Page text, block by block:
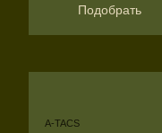
Подобрать
A-TACS